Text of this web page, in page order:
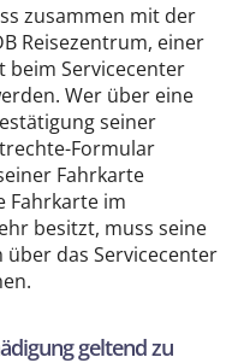
zusammen mit der
Reisezentrum, einer
beim Servicecenter
Wer über eine
seiner
Formular
Fahrkarte
Fahrkarte im
besitzt, muss seine
das Servicecenter
geltend zu